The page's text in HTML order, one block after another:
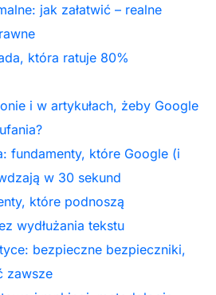
jak załatwić – realne
która ratuje 80%
i w artykułach, żeby Google
fundamenty, które Google (i
w 30 sekund
które podnoszą
wydłużania tekstu
bezpieczne bezpieczniki,
zawsze